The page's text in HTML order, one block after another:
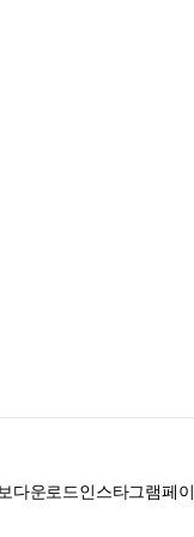
다운로드인스타그램페